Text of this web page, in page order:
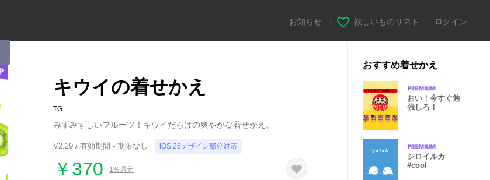
お知らせ 欲しいものリスト ログイン
キウイの着せかえ
TG
みずみずしいフルーツ！キウイだらけの爽やかな着せかえ。
V2.29 / 有効期間 - 期限なし iOS 26デザイン部分対応
￥370 1%還元
おすすめ着せかえ
おい！今すぐ勉
強しろ！
シロイルカ
#cool